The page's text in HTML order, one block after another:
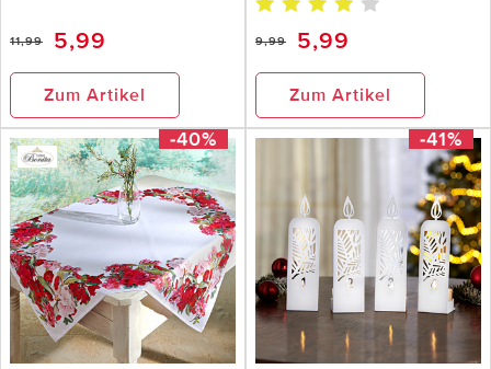
11,99 5,99
Zum Artikel
9,99 5,99
Zum Artikel
-40% -41%